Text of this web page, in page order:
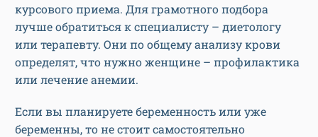
курсового приема. Для грамотного подбора
лучше обратиться к специалисту – диетологу
или терапевту. Они по общему анализу крови
определят, что нужно женщине – профилактика
или лечение анемии.
Если вы планируете беременность или уже
беременны, то не стоит самостоятельно